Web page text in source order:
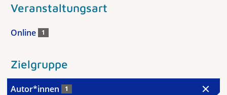
Veranstaltungsart
Online 1
Zielgruppe
Autor*innen 1